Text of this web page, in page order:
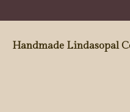
Handmade Lindasopal